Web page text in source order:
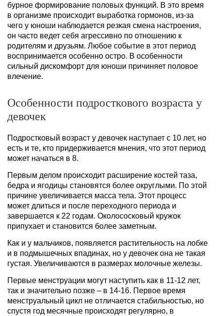
бурное формирование половых функций. В это время
в организме происходит выработка гормонов, из-за
чего у юноши наблюдается резкая смена настроения,
он часто ведет себя агрессивно по отношению к
родителям и друзьям. Любое событие в этот период
воспринимается особенно остро. В особенности
сильный дискомфорт для юноши причиняет половое
влечение.
Особенности подросткового возраста у
девочек
Подростковый возраст у девочек наступает с 10 лет, но
есть и те, кто придерживается мнения, что этот период
может начаться в 8.
Первым делом происходит расширение костей таза,
бедра и ягодицы становятся более округлыми. По этой
причине увеличивается масса тела. Этот процесс
может длиться и после переходного периода и
завершается к 22 годам. Околососковый кружок
припухает и становится более заметным.
Как и у мальчиков, появляется растительность на лобке
и в подмышечных впадинах, но у девочек она не такая
густая. Увеличиваются в размерах молочные железы.
Первые менструации могут наступить как в 11-12 лет,
так и значительно позже – в 14-16. Первое время
менструальный цикл не отличается стабильностью, но
спустя год месячные происходят регулярно, в